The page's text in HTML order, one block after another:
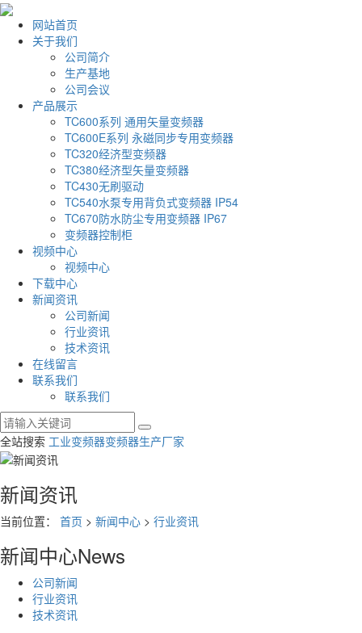
网站首页
关于我们
公司简介
生产基地
公司会议
产品展示
TC600系列 通用矢量变频器
TC600E系列 永磁同步专用变频器
TC320经济型变频器
TC380经济型矢量变频器
TC430无刷驱动
TC540水泵专用背负式变频器 IP54
TC670防水防尘专用变频器 IP67
变频器控制柜
视频中心
视频中心
下载中心
新闻资讯
公司新闻
行业资讯
技术资讯
在线留言
联系我们
联系我们
全站搜索 工业变频器变频器生产厂家
新闻资讯
当前位置： 首页 > 新闻中心 > 行业资讯
新闻中心News
公司新闻
行业资讯
技术资讯